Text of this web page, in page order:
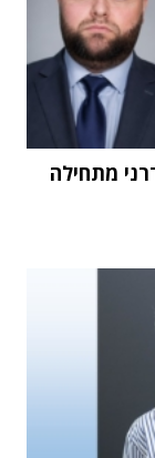
מתחילה